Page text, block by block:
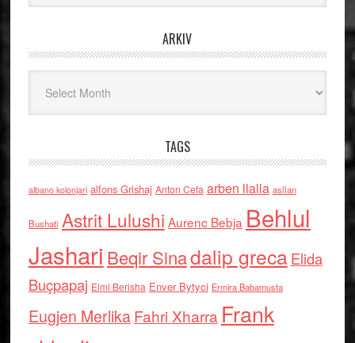
ARKIV
TAGS
albano kolonjari alfons Grishaj Anton Cefa arben llalla asllan
Bushati Astrit Lulushi Aurenc Bebja Behlul
Jashari Beqir Sinadalip grecaElida
Buçpapaj Elmi Berisha Enver Bytyci Ermira Babamusta
Eugjen MerlikaFahri Xharra Frank